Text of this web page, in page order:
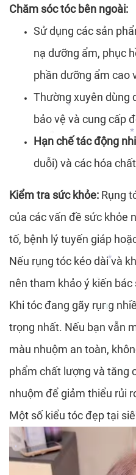
*
*
*
*
*
*
*
*
Chăm sóc tóc bên ngoài:
Sử dụng các sản
nạ dưỡng ẩm, phục
phần dưỡng ẩm cao
Thường xuyên dùng
bảo vệ và cung cấp
Hạn chế tác động
duỗi) và các hóa
Kiểm tra sức khỏe: Rụng
của các vấn đề sức khỏe
tố, bệnh lý tuyến giáp
Nếu rụng tóc kéo dài và
nên tham khảo ý kiến
Khi tóc đang gãy rụng
trọng nhất. Nếu bạn vẫn
màu nhuộm an toàn,
phẩm chất lượng và tăng
nhuộm để giảm thiểu rủi
Một số kiểu tóc đẹp tại